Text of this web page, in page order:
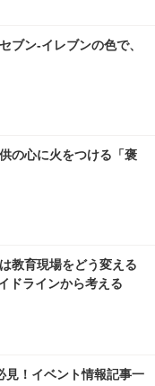
ブン‐イレブンの色で、
の心に火をつける「褒
教育現場をどう変える
ドラインから考える
見！イベント情報記事一